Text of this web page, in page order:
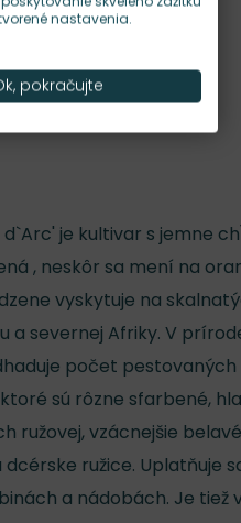
S
je kultivar s jemne
, neskôr sa mení na
vyskytuje na
a severnej Afriky. V
počet
sú rôzne sfarbené,
ružovej, vzácnejšie
ružice. Uplatňuje
a nádobách. Je
nastavenia.
pokračujte